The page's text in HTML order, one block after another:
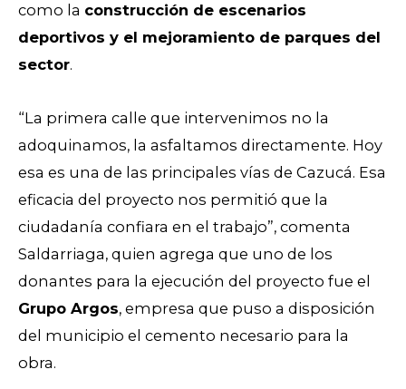
como la construcción de escenarios
deportivos y el mejoramiento de parques del
sector.
“La primera calle que intervenimos no la
adoquinamos, la asfaltamos directamente. Hoy
esa es una de las principales vías de Cazucá. Esa
eficacia del proyecto nos permitió que la
ciudadanía confiara en el trabajo”, comenta
Saldarriaga, quien agrega que uno de los
donantes para la ejecución del proyecto fue el
Grupo Argos, empresa que puso a disposición
del municipio el cemento necesario para la
obra.